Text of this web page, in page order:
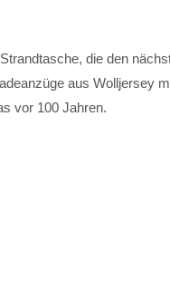
die den
aus Wolljersey
vor 100 Jahren.